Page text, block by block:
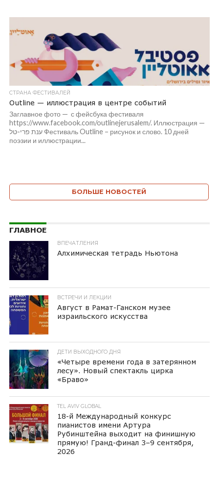
СТРАНА ФЕСТИВАЛЕЙ
Outline — иллюстрация в центре событий
Заглавное фото — с фейсбука фестиваля
https://www.facebook.com/outlinejerusalem/. Иллюстрация —
ענת פרי-טל Фестиваль Outline – рисунок и слово. 10 дней
поэзии и иллюстрации...
БОЛЬШЕ НОВОСТЕЙ
ГЛАВНОЕ
ВПЕЧАТЛЕНИЯ
Алхимическая тетрадь Ньютона
ВСТРЕЧИ И ЛЕКЦИИ
Август в Рамат-Ганском музее
израильского искусства
ДЕТИ ВЫХОДНОГО ДНЯ
«Четыре времени года в затерянном
лесу». Новый спектакль цирка
«Браво»
TEL AVIV GLOBAL
18-й Международный конкурс
пианистов имени Артура
Рубинштейна выходит на финишную
прямую! Гранд-финал 3–9 сентября,
2026